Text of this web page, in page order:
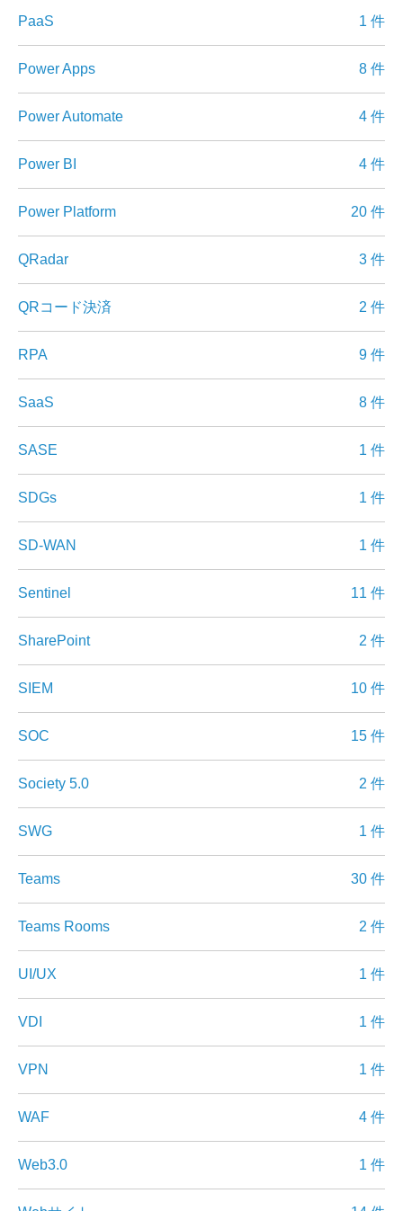
PaaS 1 件
Power Apps 8 件
Power Automate 4 件
Power BI 4 件
Power Platform 20 件
QRadar 3 件
QRコード決済 2 件
RPA 9 件
SaaS 8 件
SASE 1 件
SDGs 1 件
SD-WAN 1 件
Sentinel 11 件
SharePoint 2 件
SIEM 10 件
SOC 15 件
Society 5.0 2 件
SWG 1 件
Teams 30 件
Teams Rooms 2 件
UI/UX 1 件
VDI 1 件
VPN 1 件
WAF 4 件
Web3.0 1 件